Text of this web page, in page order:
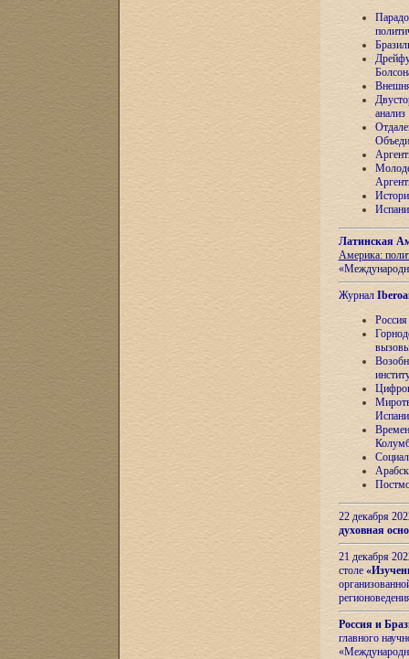
анализ
Латинская
Америка:
Журнал
22 декабря
духовная
21 декабря
столе
Россия и
главного